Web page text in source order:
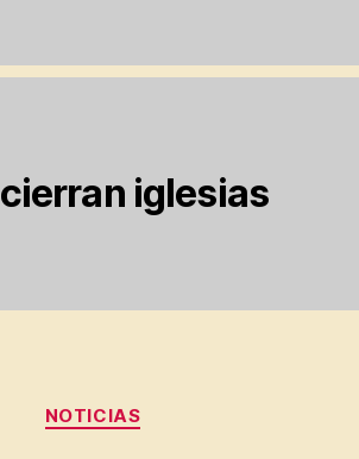
cierran iglesias
Categorias
NOTICIAS